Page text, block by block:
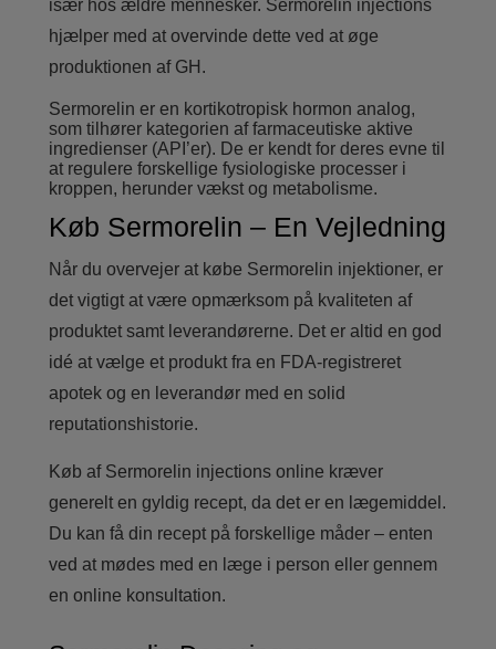
især hos ældre mennesker. Sermorelin injections
hjælper med at overvinde dette ved at øge
produktionen af GH.
Sermorelin er en kortikotropisk hormon analog,
som tilhører kategorien af farmaceutiske aktive
ingredienser (API’er). De er kendt for deres evne til
at regulere forskellige fysiologiske processer i
kroppen, herunder vækst og metabolisme.
Køb Sermorelin – En Vejledning
Når du overvejer at købe Sermorelin injektioner, er
det vigtigt at være opmærksom på kvaliteten af
produktet samt leverandørerne. Det er altid en god
idé at vælge et produkt fra en FDA-registreret
apotek og en leverandør med en solid
reputationshistorie.
Køb af Sermorelin injections online kræver
generelt en gyldig recept, da det er en lægemiddel.
Du kan få din recept på forskellige måder – enten
ved at mødes med en læge i person eller gennem
en online konsultation.